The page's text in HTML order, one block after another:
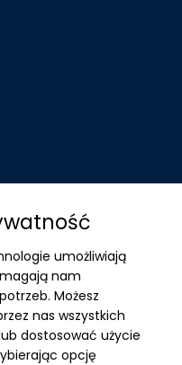
umożliwiają
nam
Możesz
nas wszystkich
dostosować użycie
opcję